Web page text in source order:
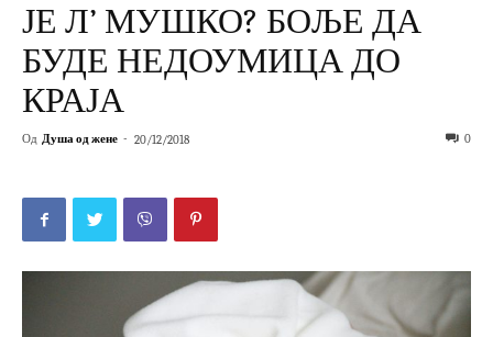
ЈЕ Л’ МУШКО? БОЉЕ ДА
БУДЕ НЕДОУМИЦА ДО
КРАЈА
Од Душа од жене - 20/12/2018 0